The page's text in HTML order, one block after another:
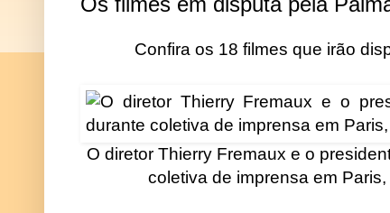
Confira os 18 filmes que irão
O diretor Thierry Fremaux e o
coletiva de imprensa em